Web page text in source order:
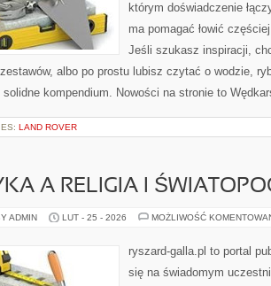
którym doświadczenie
ma pomagać łowić
Jeśli szukasz inspiracji,
albo po prostu lubisz czytać o wodzie,
kompendium. Nowości na stronie to
LAND ROVER
A RELIGIA I
ADMIN LUT - 25 - 2026 MOŻLIWOŚĆ
ryszard-galla.pl to portal
się na świadomym